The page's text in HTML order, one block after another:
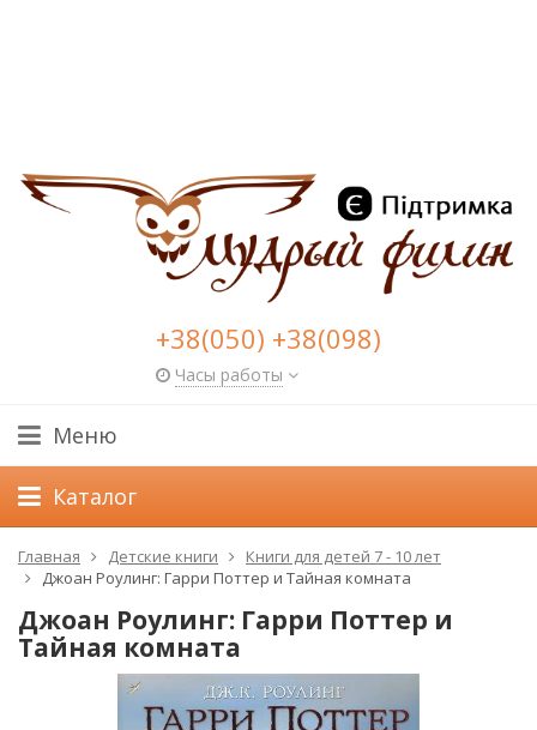
+38(050) +38(098)
Часы работы
Меню
Каталог
Главная Детские книги
Книги для детей 7 - 10 лет
Джоан Роулинг: Гарри Поттер и Тайная комната
Джоан Роулинг: Гарри Поттер и
Тайная комната